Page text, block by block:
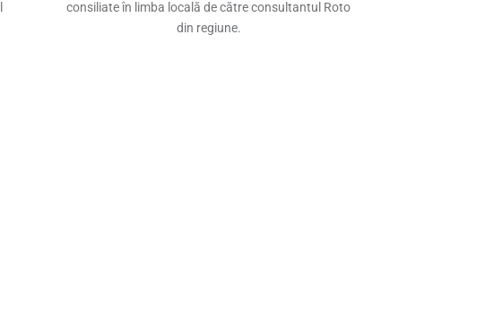
consiliate în limba locală de către consultantul Roto
din regiune.